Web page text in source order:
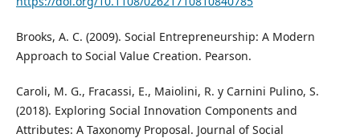
Brooks, A. C. (2009). Social Entrepreneurship: A Modern
Approach to Social Value Creation. Pearson.
Caroli, M. G., Fracassi, E., Maiolini, R. y Carnini Pulino, S.
(2018). Exploring Social Innovation Components and
Attributes: A Taxonomy Proposal. Journal of Social